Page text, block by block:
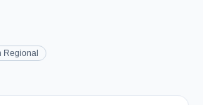
Regional